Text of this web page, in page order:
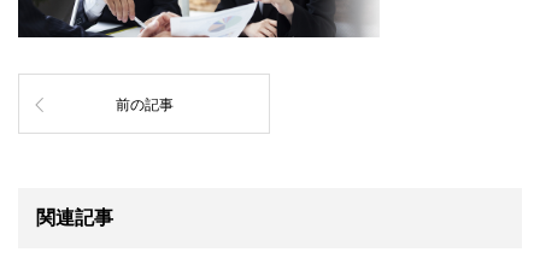
前の記事
関連記事